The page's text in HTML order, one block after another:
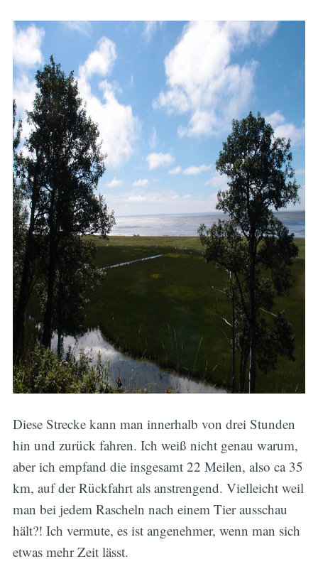
Diese Strecke kann man innerhalb von drei Stunden
hin und zurück fahren. Ich weiß nicht genau warum,
aber ich empfand die insgesamt 22 Meilen, also ca 35
km, auf der Rückfahrt als anstrengend. Vielleicht weil
man bei jedem Rascheln nach einem Tier ausschau
hält?! Ich vermute, es ist angenehmer, wenn man sich
etwas mehr Zeit lässt.